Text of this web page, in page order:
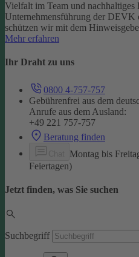
Vielfalt im Team und nachhaltiges
Unternehmensführung der DEVK
schützen wir mit dem
Mehr erfahren
Ihr Draht zu uns
0800 4-757-757
Gebührenfrei aus dem
Anrufe aus dem Ausland:
+49 221 757-757
Beratung finden
Montag bis
Feiertagen)
Jetzt finden, was Sie suchen
Suchbegriff